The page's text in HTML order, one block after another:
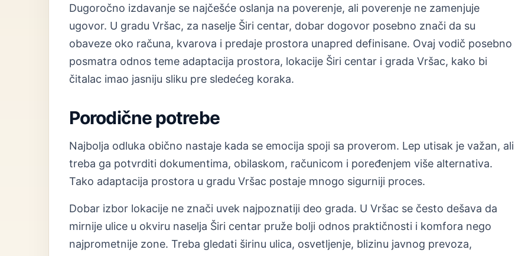
Dugoročno izdavanje se najčešće oslanja na poverenje, ali poverenje ne zamenjuje
ugovor. U gradu Vršac, za naselje Širi centar, dobar dogovor posebno znači da su
obaveze oko računa, kvarova i predaje prostora unapred definisane. Ovaj vodič posebno
posmatra odnos teme adaptacija prostora, lokacije Širi centar i grada Vršac, kako bi
čitalac imao jasniju sliku pre sledećeg koraka.
Porodične potrebe
Najbolja odluka obično nastaje kada se emocija spoji sa proverom. Lep utisak je važan, ali
treba ga potvrditi dokumentima, obilaskom, računicom i poređenjem više alternativa.
Tako adaptacija prostora u gradu Vršac postaje mnogo sigurniji proces.
Dobar izbor lokacije ne znači uvek najpoznatiji deo grada. U Vršac se često dešava da
mirnije ulice u okviru naselja Širi centar pruže bolji odnos praktičnosti i komfora nego
najprometnije zone. Treba gledati širinu ulica, osvetljenje, blizinu javnog prevoza,